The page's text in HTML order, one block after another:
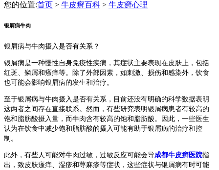
您的位置:首页 > 牛皮癣百科 > 牛皮癣心理
银屑病牛肉
银屑病与牛肉摄入是否有关系？
银屑病是一种慢性自身免疫性疾病，其症状主要表现在皮肤上，包括
红斑、鳞屑和瘙痒等。除了外部因素，如刺激、损伤和感染外，饮食
也可能会影响银屑病的发生和治疗。
至于银屑病与牛肉摄入是否有关系，目前还没有明确的科学数据表明
这两者之间存在直接联系。然而，有些研究表明银屑病患者有较高的
饱和脂肪酸摄入量，而牛肉含有较高的饱和脂肪酸。因此，一些医生
认为在饮食中减少饱和脂肪酸的摄入可能有助于银屑病的治疗和控
制。
此外，有些人可能对牛肉过敏，过敏反应可能会导成都牛皮癣医院指
出，致皮肤瘙痒、湿疹和荨麻疹等症状，这些症状与银屑病有时可能